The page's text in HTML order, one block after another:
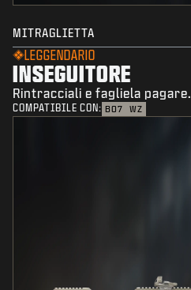
MITRAGLIETTA
LEGGENDARIO
INSEGUITORE
Rintracciali e fagliela pagare.
COMPATIBILE CON: BO7 WZ